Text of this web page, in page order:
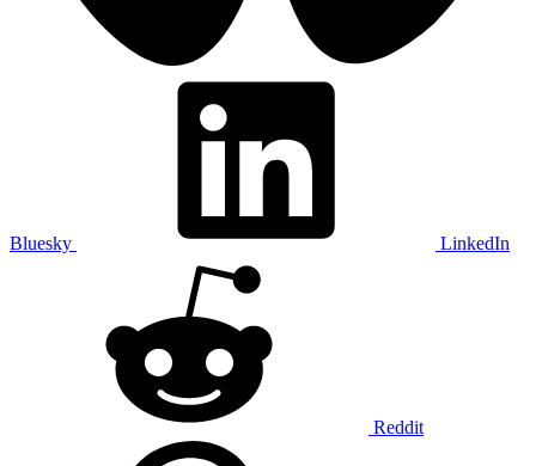
Bluesky LinkedIn
Reddit